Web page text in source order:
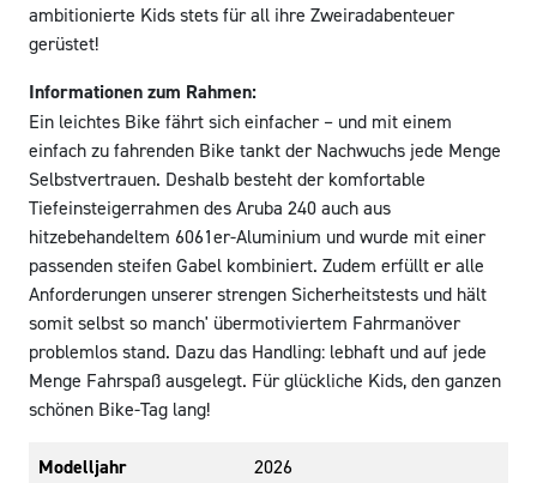
ambitionierte Kids stets für all ihre Zweiradabenteuer
gerüstet!
Informationen zum Rahmen:
Ein leichtes Bike fährt sich einfacher – und mit einem
einfach zu fahrenden Bike tankt der Nachwuchs jede Menge
Selbstvertrauen. Deshalb besteht der komfortable
Tiefeinsteigerrahmen des Aruba 240 auch aus
hitzebehandeltem 6061er-Aluminium und wurde mit einer
passenden steifen Gabel kombiniert. Zudem erfüllt er alle
Anforderungen unserer strengen Sicherheitstests und hält
somit selbst so manch' übermotiviertem Fahrmanöver
problemlos stand. Dazu das Handling: lebhaft und auf jede
Menge Fahrspaß ausgelegt. Für glückliche Kids, den ganzen
schönen Bike-Tag lang!
Modelljahr 2026